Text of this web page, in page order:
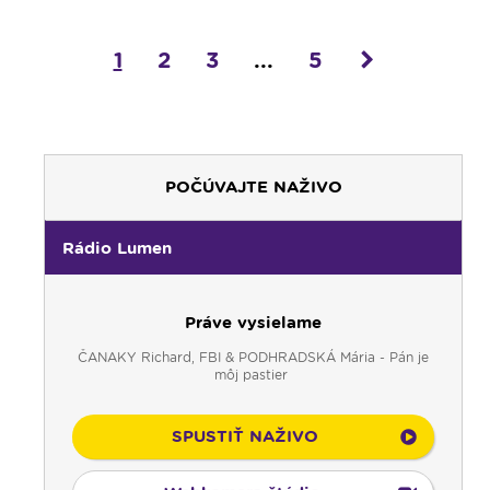
1 2 3 ... 5
POČÚVAJTE NAŽIVO
Rádio Lumen
Práve vysielame
ČANAKY Richard, FBI & PODHRADSKÁ Mária - Pán je
môj pastier
SPUSTIŤ NAŽIVO
Fujarôčka moja - repríza
02:00
Počúvaj srdcom - repríza
03:00 Rozhovor týždňa - nočná repríza
04:00
Radostný ruženec